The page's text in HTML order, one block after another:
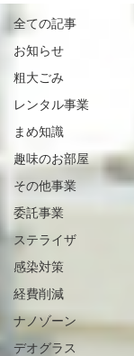
全ての記事
お知らせ
粗大ごみ
レンタル事業
まめ知識
趣味のお部屋
その他事業
委託事業
ステライザ
感染対策
経費削減
ナノゾーン
デオグラス